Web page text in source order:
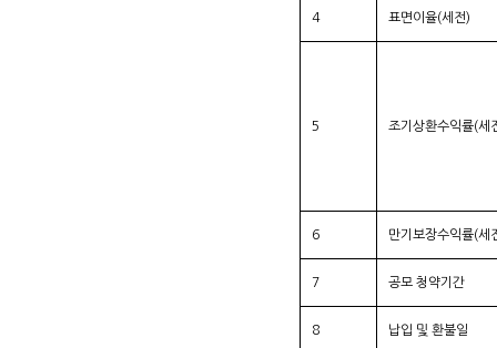
4 표면이율(세전)
5 조기상환수익률(세
6 만기보장수익률(세
7 공모 청약기간
8 납입 및 환불일